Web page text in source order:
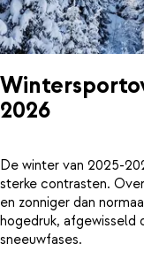
2026
De winter van 2025-
sterke contrasten.
en zonniger dan
hogedruk, afgewisseld
sneeuwfases.